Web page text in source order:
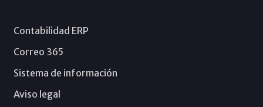
Contabilidad ERP
Correo 365
Sistema de información
Aviso legal